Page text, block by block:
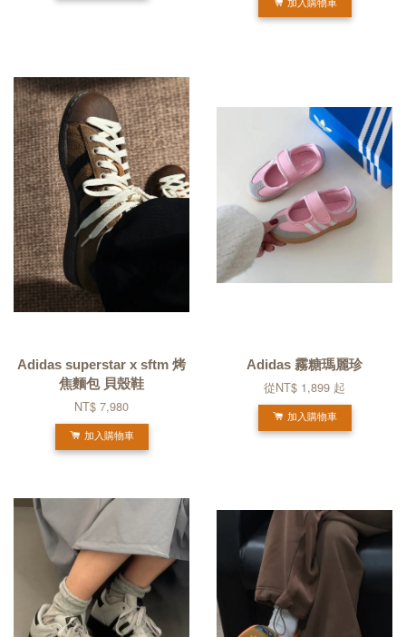
加入購物車
Adidas superstar x sftm 烤
焦麵包 貝殼鞋
NT$ 7,980
加入購物車
Adidas 霧糖瑪麗珍
從NT$ 1,899 起
加入購物車